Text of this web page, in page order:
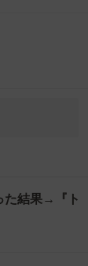
た結果→『ト